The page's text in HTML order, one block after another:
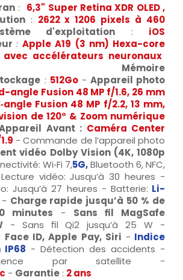
:
6,3" Super Retina XDR OLED ,
: 2622 x 1206 pixels à 460
d'exploitation : iOS
: Apple A19 (3 nm) Hexa-core
accélérateurs neuronaux
: 512Go- Appareil photo
angle Fusion 48 MP f/1.6, 26 mm
Fusion 48 MP f/2.2, 13 mm,
de 120° & Zoom numérique
Avant : Caméra Center
- Commande de l’appareil photo
vidéo Dolby Vision (4K, 1080p
Wi‑Fi 7,5G,Bluetooth 6, NFC,
vidéo: Jusqu’à 30 heures -
Jusqu’à 27 heures - Batterie: Li-
Charge rapide jusqu’à 50 % de
minutes - Sans fil MagSafe
- Sans fil Qi2 jusqu’à 25 W -
Face ID, Apple Pay, Siri - Indice
- Détection des accidents -
par satellite -
- Garantie : 2 ans